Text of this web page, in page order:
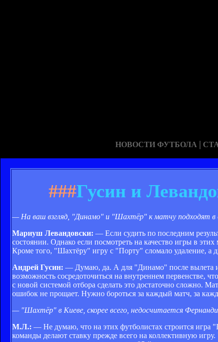
НОВОСТИ ФУТБОЛА |
###Гусин и
— На ваш взгляд, "Динамо" и "Шахтёр" к матчу подходят в
Мариуш Левандовски: — Если судить по последним
состоянии. Однако если посмотреть на качество игры в
Кроме того, "Шахтёру" игру с "Порту" сломало удаление,
Андрей Гусин: — Думаю, да. А для "Динамо" после вылета
возможность сосредоточиться на внутреннем первенстве,
с новой системой отбора сделать это достаточно сложно.
ошибок не прощает. Нужно бороться за каждый матч, за
— "Шахтёр" в Киеве, скорее всего, недосчитается
М.Л.: — Не думаю, что на этих футболистах строится
команды делают ставку прежде всего на коллективную